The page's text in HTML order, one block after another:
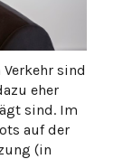
sind
eher
sind. Im
auf der
(in